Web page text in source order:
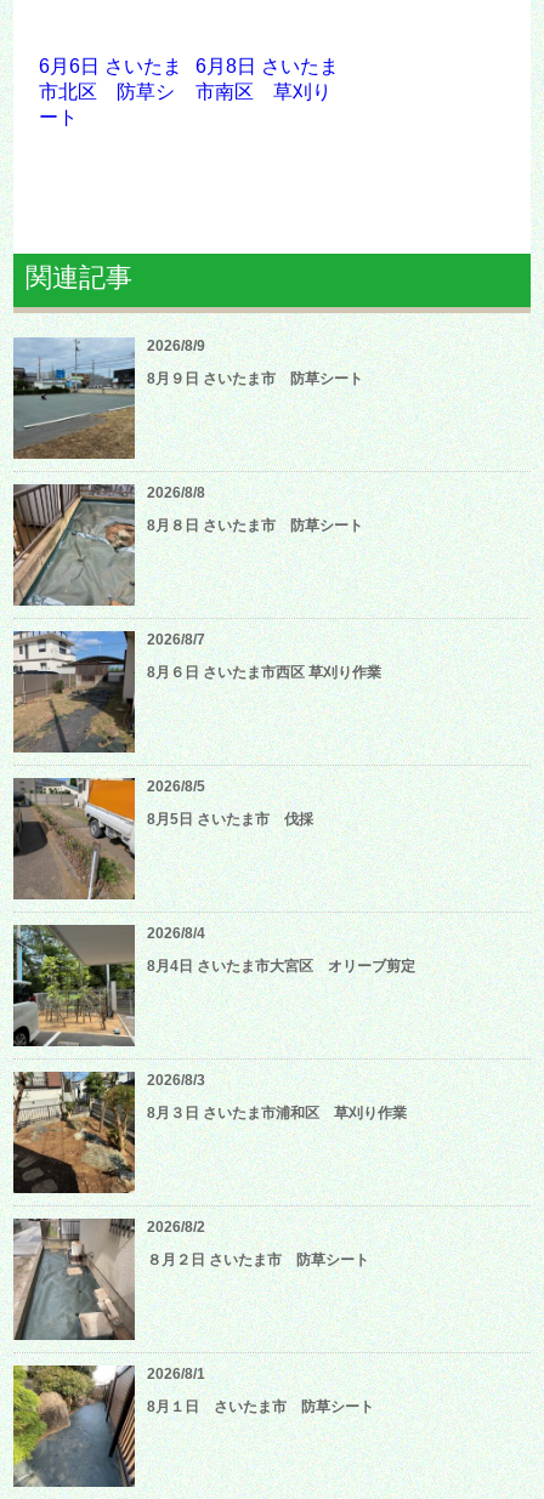
6月6日 さいたま
市北区 防草シ
ート
6月8日 さいたま
市南区 草刈り
関連記事
2026/8/9
8月９日 さいたま市 防草シート
2026/8/8
8月８日 さいたま市 防草シート
2026/8/7
8月６日 さいたま市西区 草刈り作業
2026/8/5
8月5日 さいたま市 伐採
2026/8/4
8月4日 さいたま市大宮区 オリーブ剪定
2026/8/3
8月３日 さいたま市浦和区 草刈り作業
2026/8/2
８月２日 さいたま市 防草シート
2026/8/1
8月１日 さいたま市 防草シート